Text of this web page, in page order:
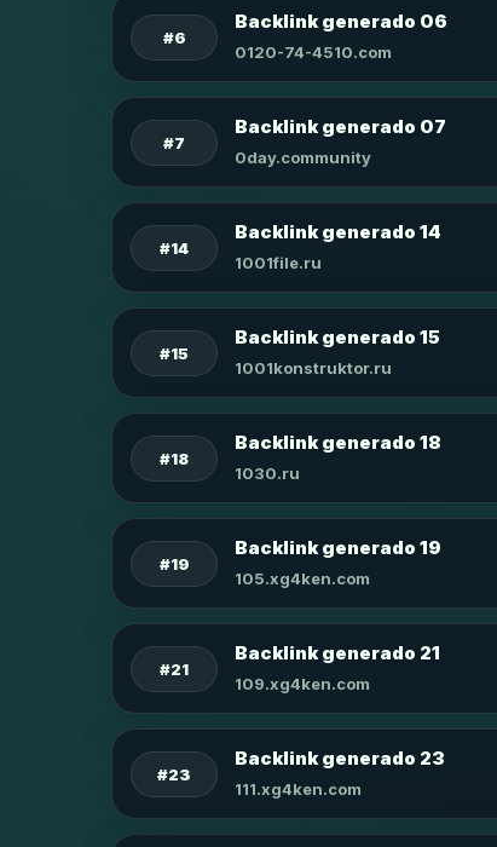
#6
Backlink generado 06
0120-74-4510.com
#7
Backlink generado 07
0day.community
#14
Backlink generado 14
1001file.ru
#15
Backlink generado 15
1001konstruktor.ru
#18
Backlink generado 18
1030.ru
#19
Backlink generado 19
105.xg4ken.com
#21
Backlink generado 21
109.xg4ken.com
#23
Backlink generado 23
111.xg4ken.com